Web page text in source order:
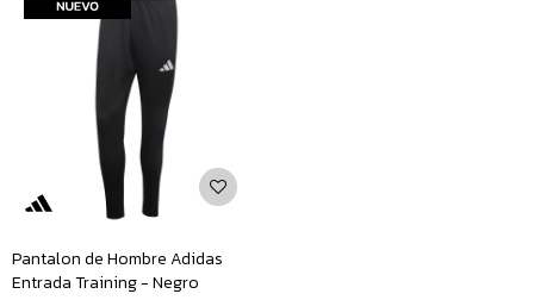
Pantalon de Hombre Adidas
Entrada Training - Negro